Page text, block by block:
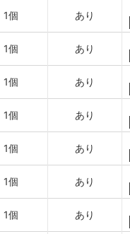
1個 あり
1個 あり
1個 あり
1個 あり
1個 あり
1個 あり
1個 あり